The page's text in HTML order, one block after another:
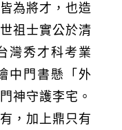
為將才，也造
祖士實公於清
灣秀才科考業
中門書懸「外
神守護李宅。
，加上鼎只有